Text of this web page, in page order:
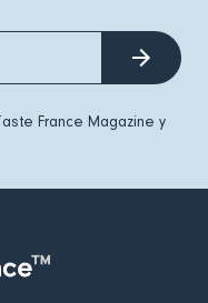
France Magazine y